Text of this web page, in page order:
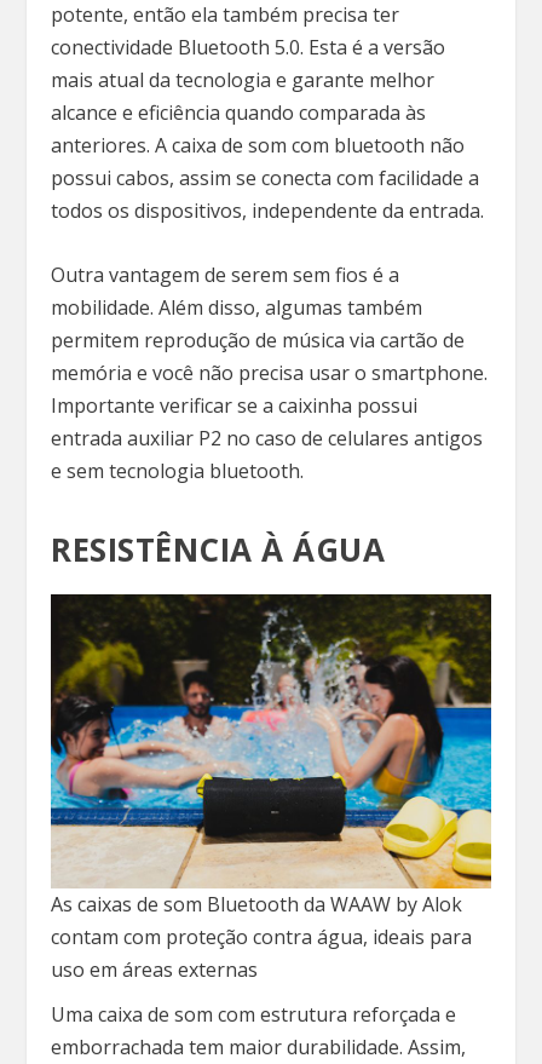
potente, então ela também precisa ter
conectividade Bluetooth 5.0. Esta é a versão
mais atual da tecnologia e garante melhor
alcance e eficiência quando comparada às
anteriores. A caixa de som com bluetooth não
possui cabos, assim se conecta com facilidade a
todos os dispositivos, independente da entrada.
Outra vantagem de serem sem fios é a
mobilidade. Além disso, algumas também
permitem reprodução de música via cartão de
memória e você não precisa usar o smartphone.
Importante verificar se a caixinha possui
entrada auxiliar P2 no caso de celulares antigos
e sem tecnologia bluetooth.
RESISTÊNCIA À ÁGUA
As caixas de som Bluetooth da WAAW by Alok
contam com proteção contra água, ideais para
uso em áreas externas
Uma caixa de som com estrutura reforçada e
emborrachada tem maior durabilidade. Assim,